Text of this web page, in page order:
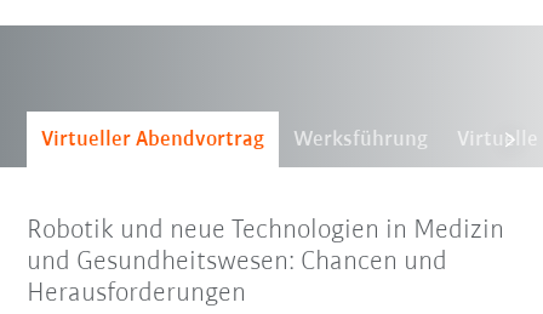
Virtueller Abendvortrag Werksführung Virtuelle
Robotik und neue Technologien in Medizin
und Gesundheitswesen: Chancen und
Herausforderungen